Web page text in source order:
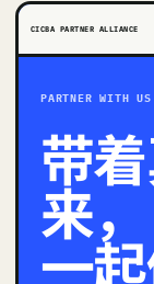
CICBA PARTNER ALLIANCE
PARTNER WITH
带
来，
一